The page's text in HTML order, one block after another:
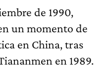
de 1990,
un momento de
en China, tras
en 1989.